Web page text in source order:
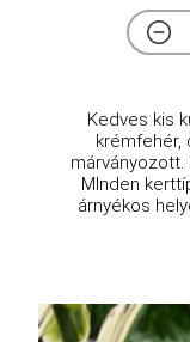
Kedves kis
krémfehér,
márványozott.
MInden
árnyékos